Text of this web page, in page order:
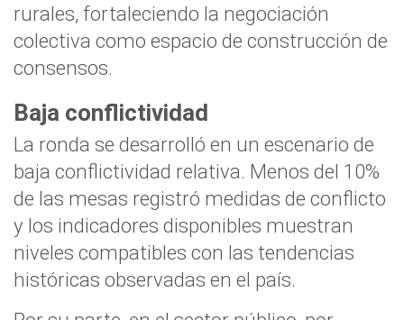
rurales, fortaleciendo la negociación
colectiva como espacio de construcción de
consensos.
Baja conflictividad
La ronda se desarrolló en un escenario de
baja conflictividad relativa. Menos del 10%
de las mesas registró medidas de conflicto
y los indicadores disponibles muestran
niveles compatibles con las tendencias
históricas observadas en el país.